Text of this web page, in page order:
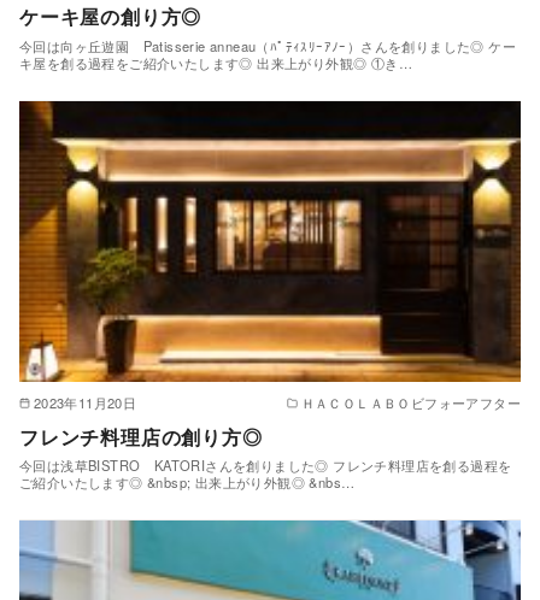
ケーキ屋の創り方◎
今回は向ヶ丘遊園 Patisserie anneau（ﾊﾟﾃｨｽﾘｰｱﾉｰ）さんを創りました◎ ケー
キ屋を創る過程をご紹介いたします◎ 出来上がり外観◎ ①き…
2023年11月20日 ＨＡＣＯＬＡＢＯビフォーアフター
フレンチ料理店の創り方◎
今回は浅草BISTRO KATORIさんを創りました◎ フレンチ料理店を創る過程を
ご紹介いたします◎ &nbsp; 出来上がり外観◎ &nbs…